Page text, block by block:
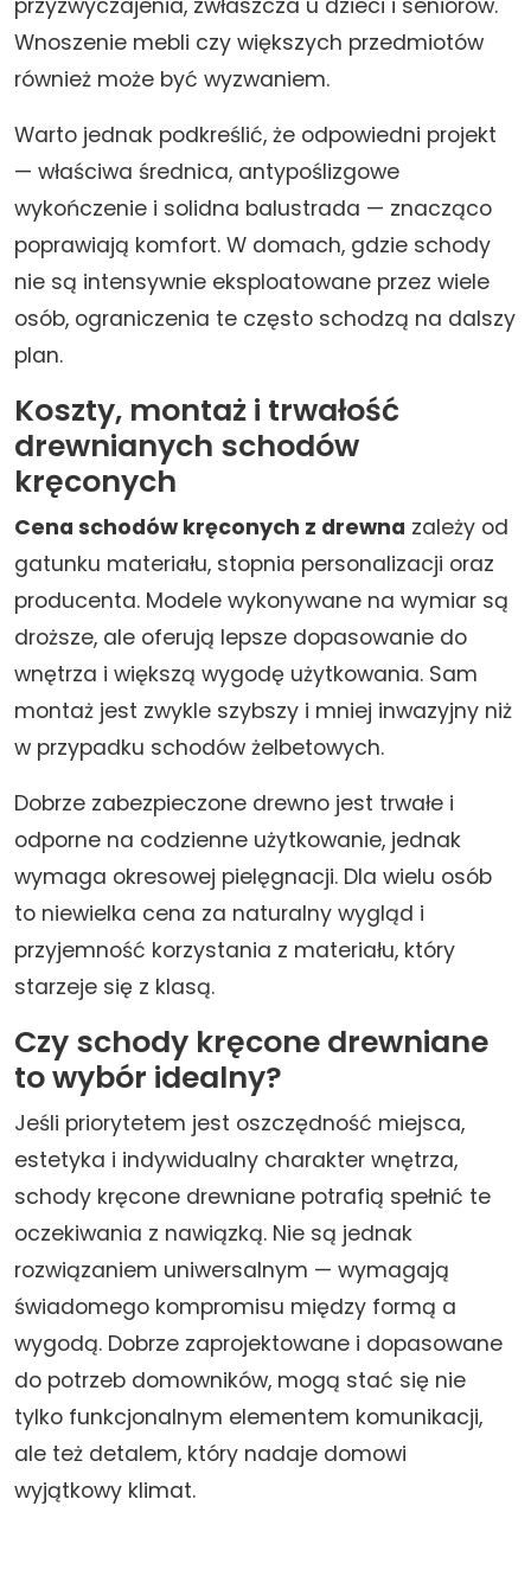
Wnoszenie mebli czy większych przedmiotów
również może być wyzwaniem.
Warto jednak podkreślić, że odpowiedni projekt
— właściwa średnica, antypoślizgowe
wykończenie i solidna balustrada — znacząco
poprawiają komfort. W domach, gdzie schody
nie są intensywnie eksploatowane przez wiele
osób, ograniczenia te często schodzą na dalszy
plan.
Koszty, montaż i trwałość
drewnianych schodów
kręconych
Cena schodów kręconych z drewna zależy od
gatunku materiału, stopnia personalizacji oraz
producenta. Modele wykonywane na wymiar są
droższe, ale oferują lepsze dopasowanie do
wnętrza i większą wygodę użytkowania. Sam
montaż jest zwykle szybszy i mniej inwazyjny niż
w przypadku schodów żelbetowych.
Dobrze zabezpieczone drewno jest trwałe i
odporne na codzienne użytkowanie, jednak
wymaga okresowej pielęgnacji. Dla wielu osób
to niewielka cena za naturalny wygląd i
przyjemność korzystania z materiału, który
starzeje się z klasą.
Czy schody kręcone drewniane
to wybór idealny?
Jeśli priorytetem jest oszczędność miejsca,
estetyka i indywidualny charakter wnętrza,
schody kręcone drewniane potrafią spełnić te
oczekiwania z nawiązką. Nie są jednak
rozwiązaniem uniwersalnym — wymagają
świadomego kompromisu między formą a
wygodą. Dobrze zaprojektowane i dopasowane
do potrzeb domowników, mogą stać się nie
tylko funkcjonalnym elementem komunikacji,
ale też detalem, który nadaje domowi
wyjątkowy klimat.